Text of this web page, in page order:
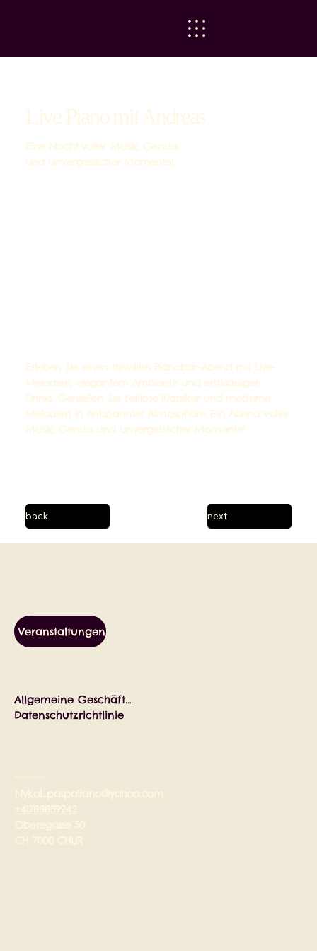
Live Piano mit Andreas
Eine Nacht voller Musik, Genuss
und unvergesslicher Momente!
Erleben Sie einen stilvollen Pianobar-Abend mit Live-
Melodien, elegantem Ambiente und erstklassigen
Drinks. Genießen Sie zeitlose Klassiker und moderne
Melodien in entspannter Atmosphäre. Ein Abend voller
Musik, Genuss und unvergesslicher Momente!
back next
Allgemeine Geschäftsbedingungen
Datenschutzrichtlinie
Veranstaltungen